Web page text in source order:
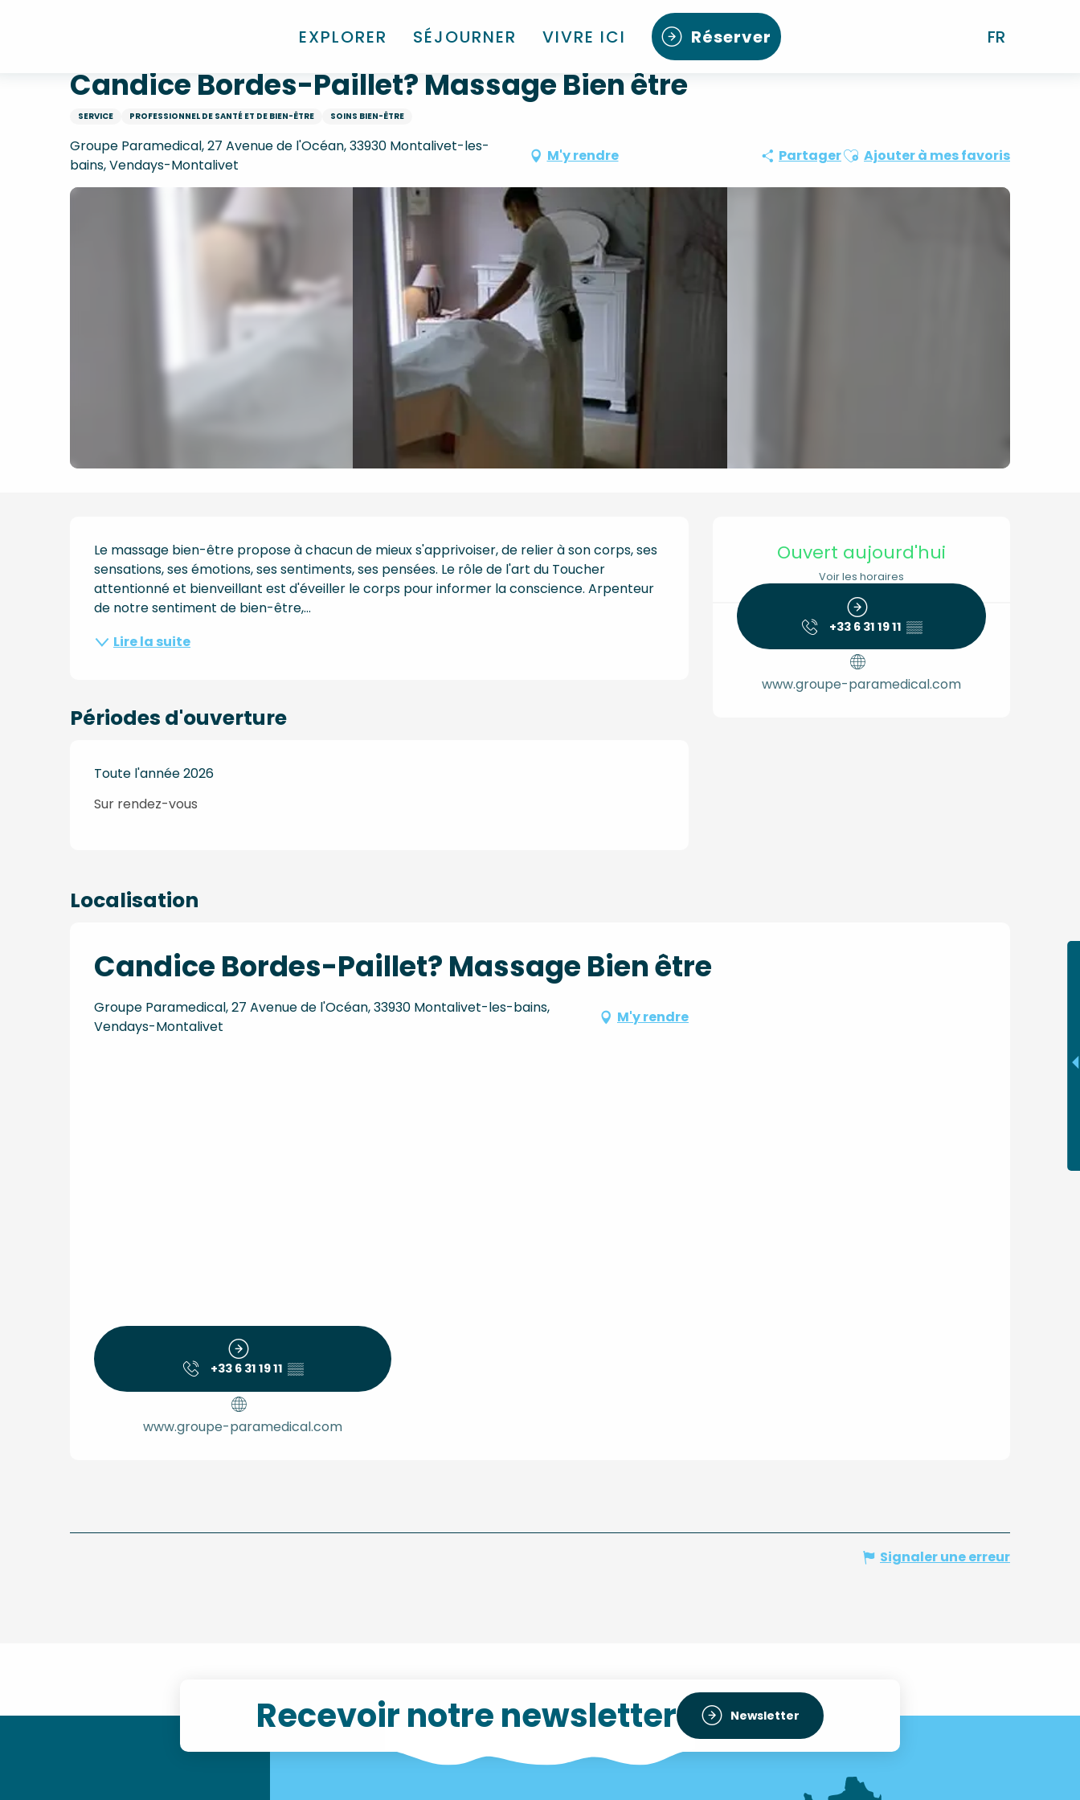
FR
EXPLORER SÉJOURNER VIVRE ICI Réserver
Candice Bordes-Paillet? Massage Bien être
SERVICE PROFESSIONNEL DE SANTÉ ET DE BIEN-ÊTRE SOINS BIEN-ÊTRE
Groupe Paramedical, 27 Avenue de l'Océan, 33930 Montalivet-les-
bains, Vendays-Montalivet
M'y rendre PartagerAjouter aux favoris
Ajouter à mes favoris
Ouverture et
Ouvert aujourd'hui
Voir les horaires
+33 6 31 19 11 ▒▒
www.groupe-paramedical.com
Description
Le massage bien-être propose à chacun de mieux s'apprivoiser, de relier à son corps, ses
sensations, ses émotions, ses sentiments, ses pensées. Le rôle de l'art du Toucher
attentionné et bienveillant est d'éveiller le corps pour informer la conscience. Arpenteur
de notre sentiment de bien-être,...
Lire la suite
Périodes d'ouverture
Toute l'année 2026
Sur rendez-vous
Localisation
Candice Bordes-Paillet? Massage Bien être
Groupe Paramedical, 27 Avenue de l'Océan, 33930 Montalivet-les-bains,
Vendays-Montalivet
M'y rendre
+33 6 31 19 11 ▒▒
www.groupe-paramedical.com
Signaler une erreur
Recevoir notre newsletter Newsletter